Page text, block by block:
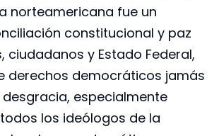
norteamericana fue un
constitucional y paz
ciudadanos y Estado Federal,
derechos democráticos jamás
desgracia, especialmente
los ideólogos de la